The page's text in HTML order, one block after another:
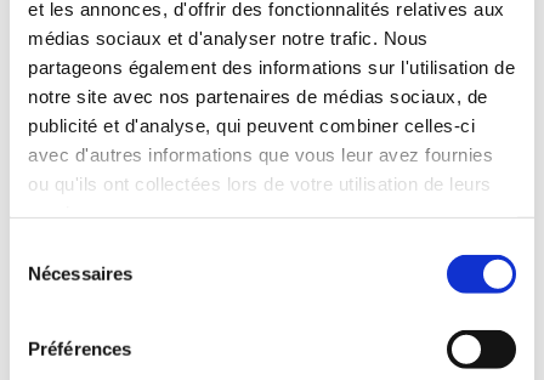
et les annonces, d'offrir des fonctionnalités relatives aux
médias sociaux et d'analyser notre trafic. Nous
partageons également des informations sur l'utilisation de
notre site avec nos partenaires de médias sociaux, de
publicité et d'analyse, qui peuvent combiner celles-ci
avec d'autres informations que vous leur avez fournies
ou qu'ils ont collectées lors de votre utilisation de leurs
Nécessaires
Préférences
transformateurs, mais également en Restauration Hors
Domicile et en Marque De Distributeur.
Progressivement, la diffusion des produits s’élargit, tant en
nombre de produits (largeur et profondeur de gamme)
qu’en nombre de points de vente et en diversité de réseaux
de distribution.